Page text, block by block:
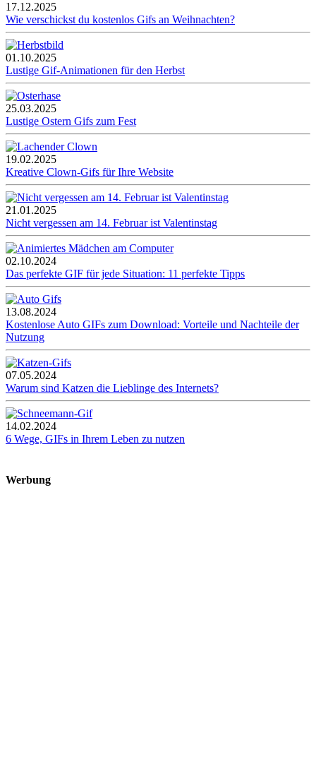
17.12.2025
Wie verschickst du kostenlos Gifs an Weihnachten?
01.10.2025
Lustige Gif-Animationen für den Herbst
25.03.2025
Lustige Ostern Gifs zum Fest
19.02.2025
Kreative Clown-Gifs für Ihre Website
21.01.2025
Nicht vergessen am 14. Februar ist Valentinstag
02.10.2024
Das perfekte GIF für jede Situation: 11 perfekte Tipps
13.08.2024
Kostenlose Auto GIFs zum Download: Vorteile und Nachteile der
Nutzung
07.05.2024
Warum sind Katzen die Lieblinge des Internets?
14.02.2024
6 Wege, GIFs in Ihrem Leben zu nutzen
Werbung